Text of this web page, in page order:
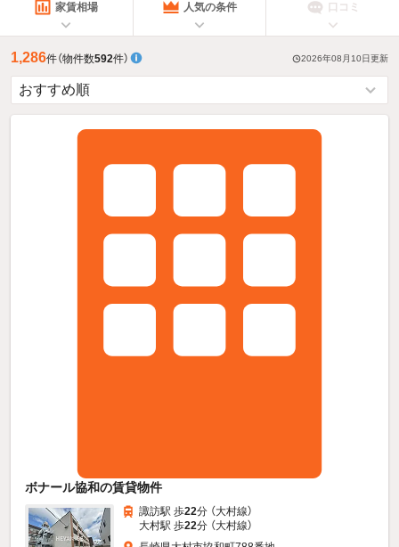
指定した賃料で絞り込む
家賃相場 人気の条件 口コミ
1,286件（物件数592件） 2026年08月10日更新
ボナール協和の賃貸物件
諏訪駅 歩22分 （大村線）
大村駅 歩22分 （大村線）